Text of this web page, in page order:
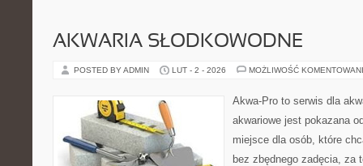
AKWARIA SŁODKOWODNE
POSTED BY ADMIN LUT - 2 - 2026 MOŻLIWOŚĆ
Akwa-Pro to serwis dla
akwariowe jest pokazana
miejsce dla osób, które
bez zbędnego zadęcia, za